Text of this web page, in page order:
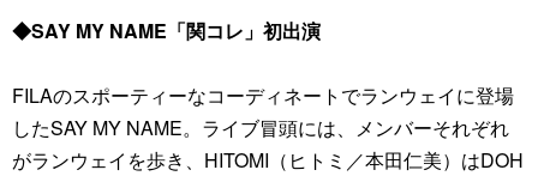
◆SAY MY NAME「関コレ」初出演
FILAのスポーティーなコーディネートでランウェイに登場
したSAY MY NAME。ライブ冒頭には、メンバーそれぞれ
がランウェイを歩き、HITOMI（ヒトミ／本田仁美）はDOH